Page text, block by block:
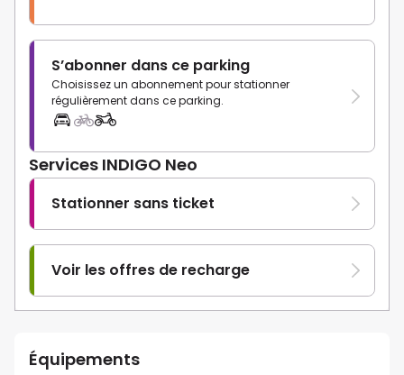
S’abonner dans ce parking
Choisissez un abonnement pour stationner
régulièrement dans ce parking.
Services INDIGO Neo
Stationner sans ticket
Voir les offres de recharge
Équipements